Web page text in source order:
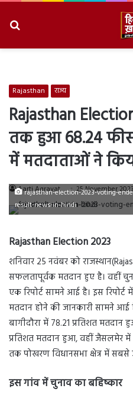
Rajasthan राज्य
Rajasthan
तक हुआ 68.24
में मतदाताओं ने
Aarti Agravat 25 November
rajasthan-election-2023-voting-
result-news-in-hindi
Rajasthan Election 2023
शनिवार 25 नवंबर को
सफलतापूर्वक मतदान हुए है। वहीं
एक रिपोर्ट सामने आई है। इस
मतदान होने की जानकारी सामने आई
बागीदौरा में 78.21 प्रतिशत
प्रतिशत मतदान हुआ, वहीं जैसलमेर में
तक पोखरण विधानसभा क्षेत्र में सबसे
इस गांव में चुनाव का बहिष्कार